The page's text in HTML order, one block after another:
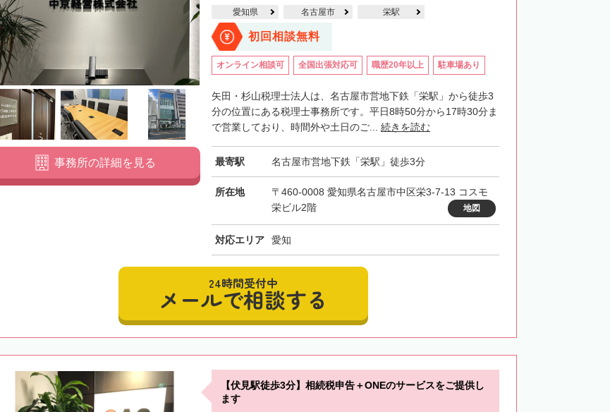
愛知県 名古屋市 栄駅
初回相談無料
オンライン相談可 全国出張対応可 職歴20年以上 駐車場あり
矢田・杉山税理士法人は、名古屋市営地下鉄「栄駅」から徒歩3
分の位置にある税理士事務所です。平日8時50分から17時30分ま
で営業しており、時間外や土日のご... 続きを読む
最寄駅 名古屋市営地下鉄「栄駅」徒歩3分
所在地
〒460-0008 愛知県名古屋市中区栄3-7-13 コスモ
栄ビル2階
地図
対応エリア 愛知
事務所の詳細を見る
24時間受付中
メールで相談する
【伏見駅徒歩3分】相続税申告＋ONEのサービスをご提供し
ます